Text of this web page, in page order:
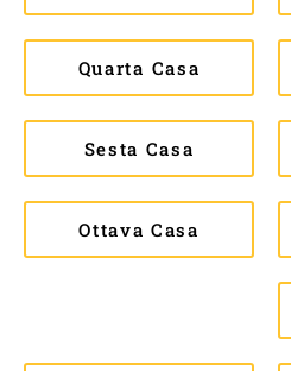
Quarta Casa
Sesta Casa
Ottava Casa